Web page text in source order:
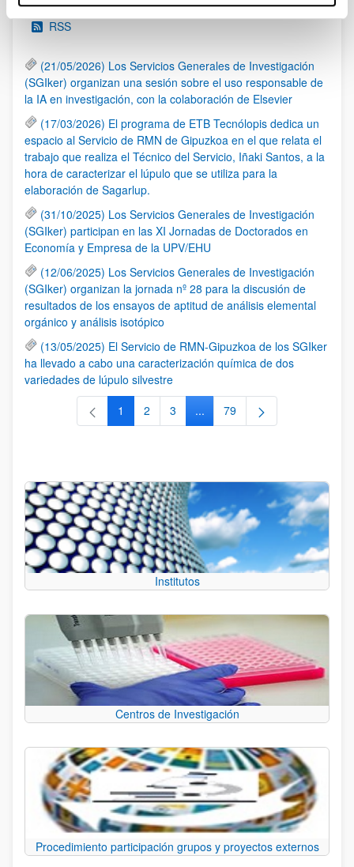
RSS
(21/05/2026) Los Servicios Generales de Investigación
(SGIker) organizan una sesión sobre el uso responsable de
la IA en investigación, con la colaboración de Elsevier
(17/03/2026) El programa de ETB Tecnólopis dedica un
espacio al Servicio de RMN de Gipuzkoa en el que relata el
trabajo que realiza el Técnico del Servicio, Iñaki Santos, a la
hora de caracterizar el lúpulo que se utiliza para la
elaboración de Sagarlup.
(31/10/2025) Los Servicios Generales de Investigación
(SGIker) participan en las XI Jornadas de Doctorados en
Economía y Empresa de la UPV/EHU
(12/06/2025) Los Servicios Generales de Investigación
(SGIker) organizan la jornada nº 28 para la discusión de
resultados de los ensayos de aptitud de análisis elemental
orgánico y análisis isotópico
(13/05/2025) El Servicio de RMN-Gipuzkoa de los SGIker
ha llevado a cabo una caracterización química de dos
variedades de lúpulo silvestre
Página
1 Página
2 Página
3 ...Páginas intermedias Use TAB
Página
79
Institutos
Centros de Investigación
Procedimiento participación grupos y proyectos externos